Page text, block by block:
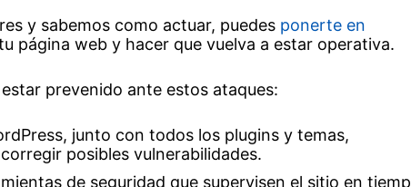
y sabemos como actuar, puedes ponerte en
página web y hacer que vuelva a estar operativa.
prevenido ante estos ataques:
junto con todos los plugins y temas,
posibles vulnerabilidades.
de seguridad que supervisen el sitio en